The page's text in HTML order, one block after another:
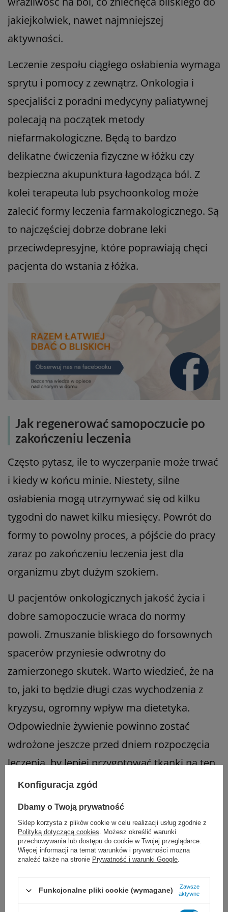
jakiejkolwiek, nawet najmniejszej
aktywności.
Leczenie zespołu ciągłego osłabienia wymaga
sprytu i pomocy z zewnątrz. Onkologia i
specjaliści z poradni medycyny paliatywnej
polecają na początek metody
niefarmakologiczne. Będą to bardzo
delikatne ćwiczenia fizyczne w łóżku czy
bezpieczna akupunktura łagodząca ból. Z
kolei terapeuta lub psychoonkolog może
zalecić formy leczenia farmakologicznego. Są
to najczęściej dobrze dobrane leki
przeciwdepresyjne, które poprawiają chęci
pacjenta do wstania z łóżka.
Jak regenerować samopoczucie po
zakończeniu leczenia
Często pytasz, ile to wyczerpanie może trwać
i kiedy w końcu minie. Niestety, silne
osłabienia mogą utrzymywać się od kilku
tygodni do nawet kilku miesięcy. Powrót do
formy to powolny proces, a pójście do pracy
zaraz po zakończeniu leczenia jest dla
organizmu zbyt dużym szokiem.
U pacjentów onkologicznych jakość życia i
dobre samopoczucie wraca do normy
powoli. Zmuszanie bliskiego do forsownych
spacerów przyniesie odwrotny do
zamierzonego skutek. Warto wiedzieć, że na
to, jaki to będzie długi czas wychodzenia z
kryzysu, ogromny wpływ ma dietetyka.
Odpowiednie żywienie powinno zostać
wdrożone jeszcze przed dniem rozpoczęcia
leczenia, by lepiej przygotować tkanki na ten
trudny czas.
Żywienie medyczne: podstawa, by zregenerować
organizm nowotworowy
Choroba wywołuje w ciele hipermetabolizm –
organizm w szybkim tempie spala kalorie i
rozkłada własne mięśnie, by przetrwać.
Tradycyjny obiad to za mało, szczególnie gdy
Konfiguracja zgód
Dbamy o Twoją prywatność
Sklep korzysta z plików cookie w celu realizacji usług zgodnie z
Polityką dotyczącą cookies. Możesz określić warunki
przechowywania lub dostępu do cookie w Twojej przeglądarce.
Więcej informacji na temat warunków i prywatności można
znaleźć także na stronie Prywatność i warunki Google.
Funkcjonalne pliki cookie (wymagane)
Zawsze
aktywne